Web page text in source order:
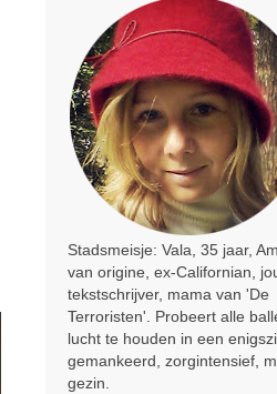
Stadsmeisje: Vala, 35 jaar,
van origine, ex-Californian,
tekstschrijver, mama van 'De
Terroristen'. Probeert alle
lucht te houden in een
gemankeerd, zorgintensief,
gezin.